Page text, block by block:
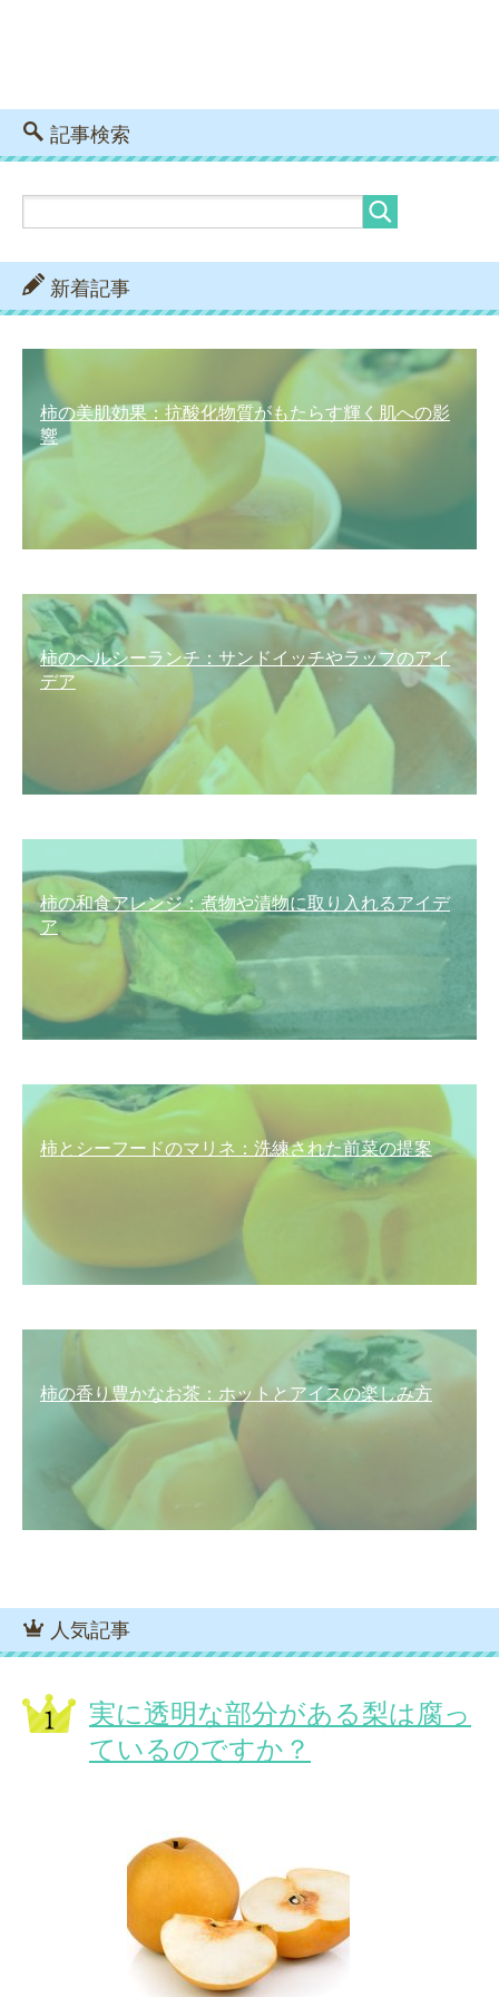
記事検索
新着記事
柿の美肌効果：抗酸化物質がもたらす輝く肌への影
響
柿のヘルシーランチ：サンドイッチやラップのアイ
デア
柿の和食アレンジ：煮物や漬物に取り入れるアイデ
ア
柿とシーフードのマリネ：洗練された前菜の提案
柿の香り豊かなお茶：ホットとアイスの楽しみ方
人気記事
実に透明な部分がある梨は腐っ
ているのですか？